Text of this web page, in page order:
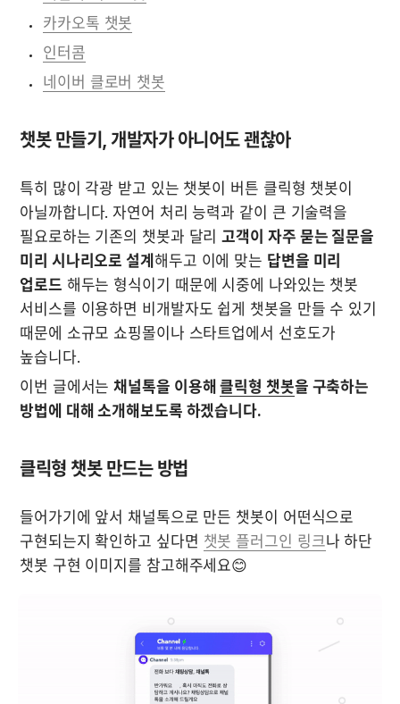
카카오톡 챗봇
인터콤
네이버 클로버 챗봇
챗봇 만들기, 개발자가 아니어도 괜찮아
특히 많이 각광 받고 있는 챗봇이 버튼 클릭형 챗봇이
아닐까합니다. 자연어 처리 능력과 같이 큰 기술력을
필요로하는 기존의 챗봇과 달리 고객이 자주 묻는 질문을
미리 시나리오로 설계 해두고 이에 맞는 답변을 미리
업로드 해두는 형식이기 때문에 시중에 나와있는 챗봇
서비스를 이용하면 비개발자도 쉽게 챗봇을 만들 수 있기
때문에 소규모 쇼핑몰이나 스타트업에서 선호도가
높습니다.
이번 글에서는 채널톡을 이용해 클릭형 챗봇을 구축하는
방법에 대해 소개해보도록 하겠습니다.
클릭형 챗봇 만드는 방법
들어가기에 앞서 채널톡으로 만든 챗봇이 어떤식으로
구현되는지 확인하고 싶다면 챗봇 플러그인 링크나 하단
챗봇 구현 이미지를 참고해주세요😊